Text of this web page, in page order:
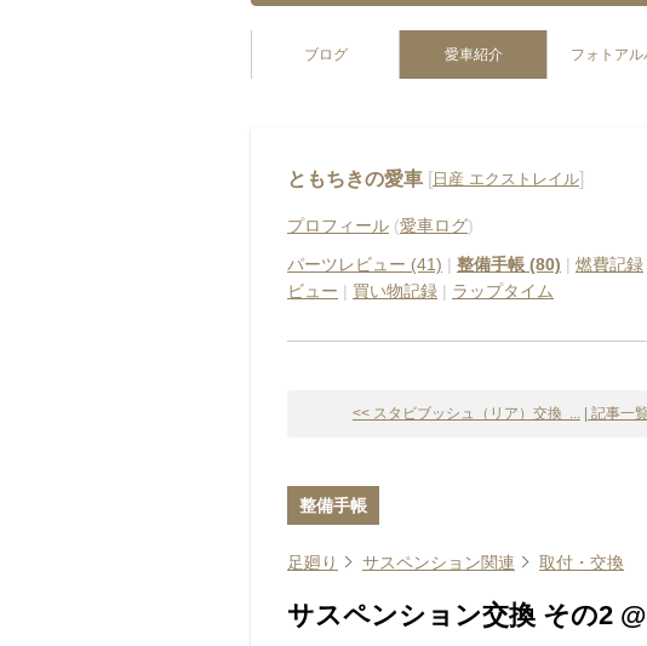
ブログ 愛車紹介 フォトアル
ともちきの愛車 [ 日産 エクストレイル]
プロフィール (愛車ログ)
パーツレビュー (41) | 整備手帳 (80) | 燃費記録
ビュー | 買い物記録 | ラップタイム
<< スタビブッシュ（リア）交換 ... | 記事一覧
整備手帳
足廻り サスペンション関連 取付・交換
サスペンション交換 その2